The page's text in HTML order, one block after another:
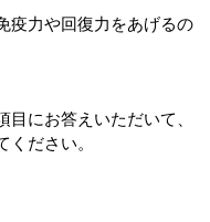
疫力や回復力をあげるの
にお答えいただいて、
ださい。